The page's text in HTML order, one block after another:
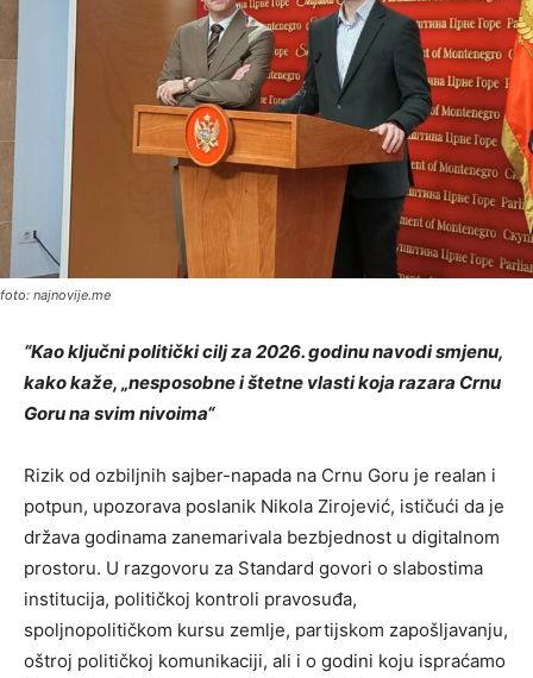
foto: najnovije.me
“Kao ključni politički cilj za 2026. godinu navodi smjenu,
kako kaže, „nesposobne i štetne vlasti koja razara Crnu
Goru na svim nivoima“
Rizik od ozbiljnih sajber-napada na Crnu Goru je realan i
potpun, upozorava poslanik Nikola Zirojević, ističući da je
država godinama zanemarivala bezbjednost u digitalnom
prostoru. U razgovoru za Standard govori o slabostima
institucija, političkoj kontroli pravosuđa,
spoljnopolitičkom kursu zemlje, partijskom zapošljavanju,
oštroj političkoj komunikaciji, ali i o godini koju ispraćamo